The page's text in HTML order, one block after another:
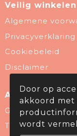
Veilig winkelen
Algemene
Privacyverklaring
Cookiebeleid
Disclaimer
Aanbevolen
Give Aways
Thema & Branche
Door op
akkoord met
wordt